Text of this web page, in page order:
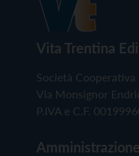
Vita Trentina
Società Cooperativa
Via Monsignor
P.IVA e C.F.